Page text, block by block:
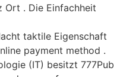
Ort . Die Einfachheit
taktile Eigenschaft
payment method .
(IT) besitzt 777Pub